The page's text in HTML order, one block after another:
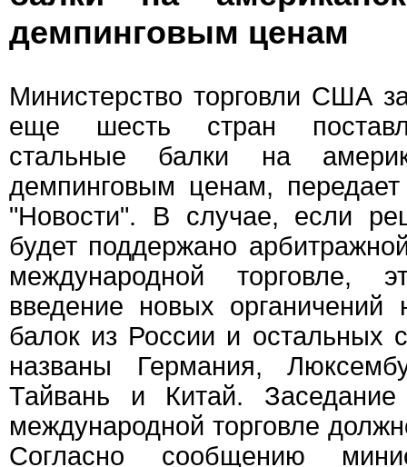
демпинговым ценам
Министерство торговли США
еще шесть стран
стальные балки на
демпинговым ценам,
"Новости". В случае, если
будет поддержано
международной торговле,
введение новых органичений
балок из России и остальных
названы Германия,
Тайвань и Китай.
международной торговле
Согласно сообщению